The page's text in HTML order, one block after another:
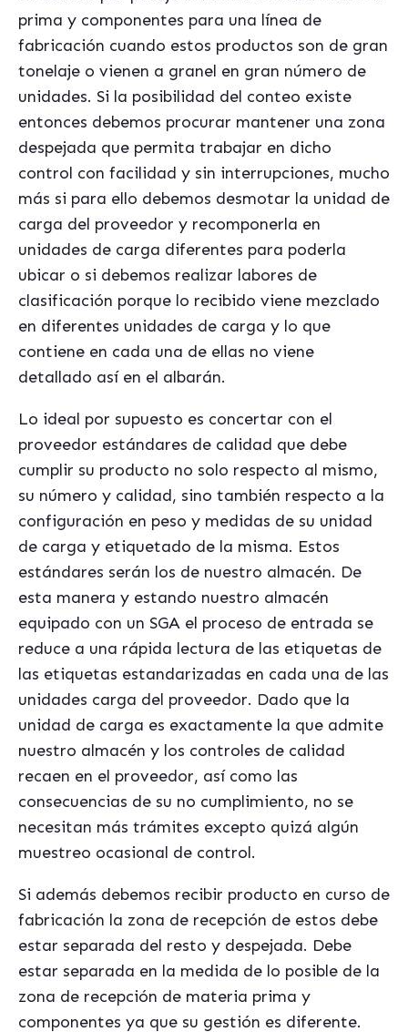
prima y componentes para una línea de
fabricación cuando estos productos son de gran
tonelaje o vienen a granel en gran número de
unidades. Si la posibilidad del conteo existe
entonces debemos procurar mantener una zona
despejada que permita trabajar en dicho
control con facilidad y sin interrupciones, mucho
más si para ello debemos desmotar la unidad de
carga del proveedor y recomponerla en
unidades de carga diferentes para poderla
ubicar o si debemos realizar labores de
clasificación porque lo recibido viene mezclado
en diferentes unidades de carga y lo que
contiene en cada una de ellas no viene
detallado así en el albarán.
Lo ideal por supuesto es concertar con el
proveedor estándares de calidad que debe
cumplir su producto no solo respecto al mismo,
su número y calidad, sino también respecto a la
configuración en peso y medidas de su unidad
de carga y etiquetado de la misma. Estos
estándares serán los de nuestro almacén. De
esta manera y estando nuestro almacén
equipado con un SGA el proceso de entrada se
reduce a una rápida lectura de las etiquetas de
las etiquetas estandarizadas en cada una de las
unidades carga del proveedor. Dado que la
unidad de carga es exactamente la que admite
nuestro almacén y los controles de calidad
recaen en el proveedor, así como las
consecuencias de su no cumplimiento, no se
necesitan más trámites excepto quizá algún
muestreo ocasional de control.
Si además debemos recibir producto en curso de
fabricación la zona de recepción de estos debe
estar separada del resto y despejada. Debe
estar separada en la medida de lo posible de la
zona de recepción de materia prima y
componentes ya que su gestión es diferente.